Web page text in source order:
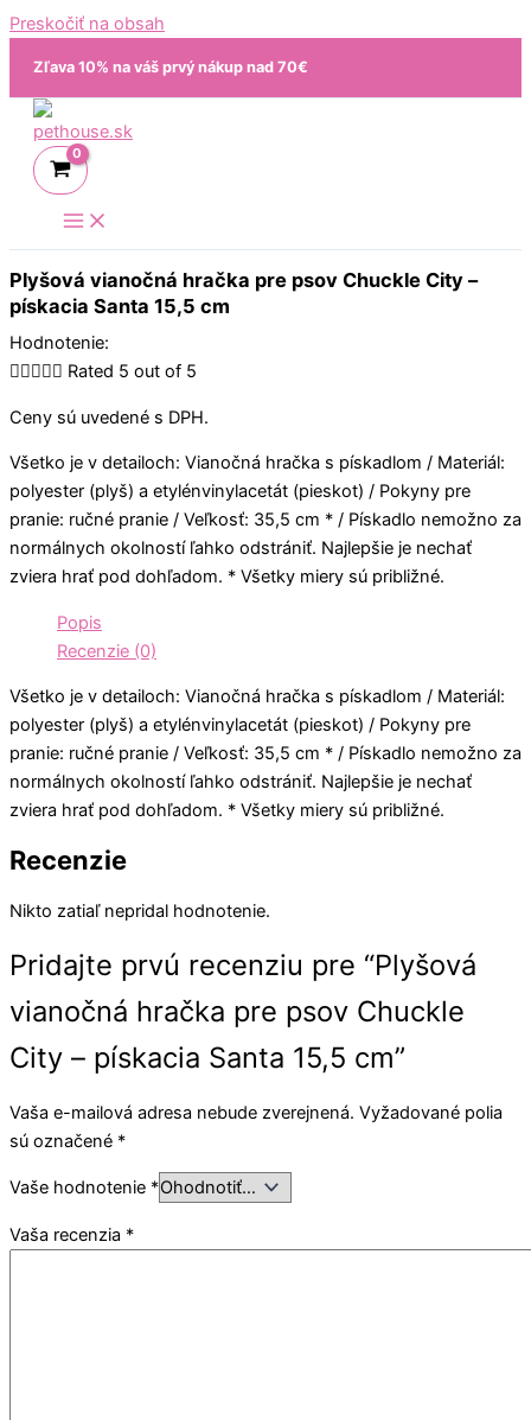
Preskočiť na obsah
Zľava 10% na váš prvý nákup nad 70€
Plyšová vianočná hračka pre psov Chuckle City –
pískacia Santa 15,5 cm
Hodnotenie:
 Rated 5 out of 5
Ceny sú uvedené s DPH.
Všetko je v detailoch: Vianočná hračka s pískadlom / Materiál:
polyester (plyš) a etylénvinylacetát (pieskot) / Pokyny pre
pranie: ručné pranie / Veľkosť: 35,5 cm * / Pískadlo nemožno za
normálnych okolností ľahko odstrániť. Najlepšie je nechať
zviera hrať pod dohľadom. * Všetky miery sú približné.
Popis
Recenzie (0)
Všetko je v detailoch: Vianočná hračka s pískadlom / Materiál:
polyester (plyš) a etylénvinylacetát (pieskot) / Pokyny pre
pranie: ručné pranie / Veľkosť: 35,5 cm * / Pískadlo nemožno za
normálnych okolností ľahko odstrániť. Najlepšie je nechať
zviera hrať pod dohľadom. * Všetky miery sú približné.
Recenzie
Nikto zatiaľ nepridal hodnotenie.
Pridajte prvú recenziu pre “Plyšová
vianočná hračka pre psov Chuckle
City – pískacia Santa 15,5 cm”
Vaša e-mailová adresa nebude zverejnená. Vyžadované polia
sú označené *
Vaše hodnotenie *
Vaša recenzia *